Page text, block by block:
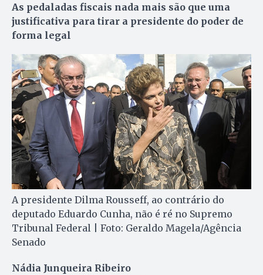
As pedaladas fiscais nada mais são que uma
justificativa para tirar a presidente do poder de
forma legal
A presidente Dilma Rousseff, ao contrário do
deputado Eduardo Cunha, não é ré no Supremo
Tribunal Federal | Foto: Geraldo Magela/Agência
Senado
Nádia Junqueira Ribeiro